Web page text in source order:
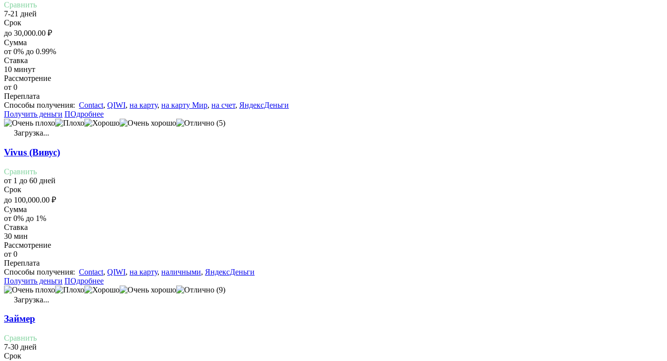
Сравнить
7-21 дней
Срок
до 30,000.00 ₽
Сумма
от 0% до 0.99%
Ставка
10 минут
Рассмотрение
от 0
Переплата
Cпособы получения: Contact, QIWI, на карту, на карту Мир, на счет, ЯндексДеньги
Получить деньги ПОдробнее
(5)
Загрузка...
Vivus (Вивус)
Сравнить
от 1 до 60 дней
Срок
до 100,000.00 ₽
Сумма
от 0% до 1%
Ставка
30 мин
Рассмотрение
от 0
Переплата
Cпособы получения: Contact, QIWI, на карту, наличными, ЯндексДеньги
Получить деньги ПОдробнее
(9)
Загрузка...
Займер
Сравнить
7-30 дней
Срок